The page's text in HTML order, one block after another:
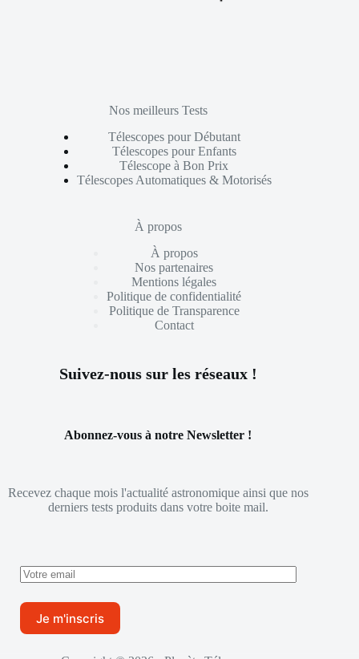
Nos meilleurs Tests
Télescopes pour Débutant
Télescopes pour Enfants
Télescope à Bon Prix
Télescopes Automatiques & Motorisés
À propos
À propos
Nos partenaires
Mentions légales
Politique de confidentialité
Politique de Transparence
Contact
Suivez-nous sur les réseaux !
Abonnez-vous à notre Newsletter !
Recevez chaque mois l'actualité astronomique ainsi que nos
derniers tests produits dans votre boite mail.